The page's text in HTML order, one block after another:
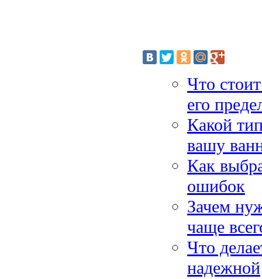
Что
его
Какой
вашу
Как
ошибок
Зачем
чаще
Что
надежной